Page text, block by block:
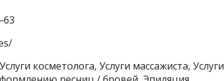
косметолога, Услуги массажиста, Услуги